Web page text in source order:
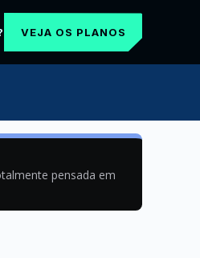
VEJA OS PLANOS
pensada em